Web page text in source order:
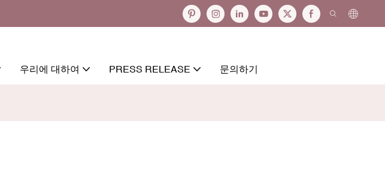
우리에 대하여 PRESS RELEASE 문의하기